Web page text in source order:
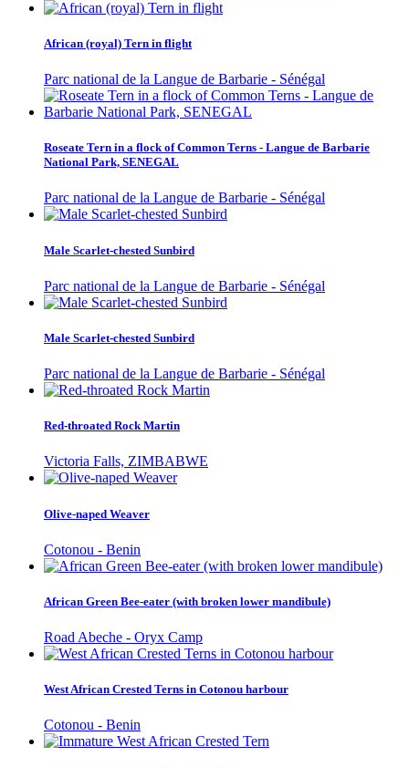
African (royal) Tern in flight
Parc national de la Langue de Barbarie - Sénégal
Roseate Tern in a flock of Common Terns - Langue de Barbarie
National Park, SENEGAL
Parc national de la Langue de Barbarie - Sénégal
Male Scarlet-chested Sunbird
Parc national de la Langue de Barbarie - Sénégal
Male Scarlet-chested Sunbird
Parc national de la Langue de Barbarie - Sénégal
Red-throated Rock Martin
Victoria Falls, ZIMBABWE
Olive-naped Weaver
Cotonou - Benin
African Green Bee-eater (with broken lower mandibule)
Road Abeche - Oryx Camp
West African Crested Terns in Cotonou harbour
Cotonou - Benin